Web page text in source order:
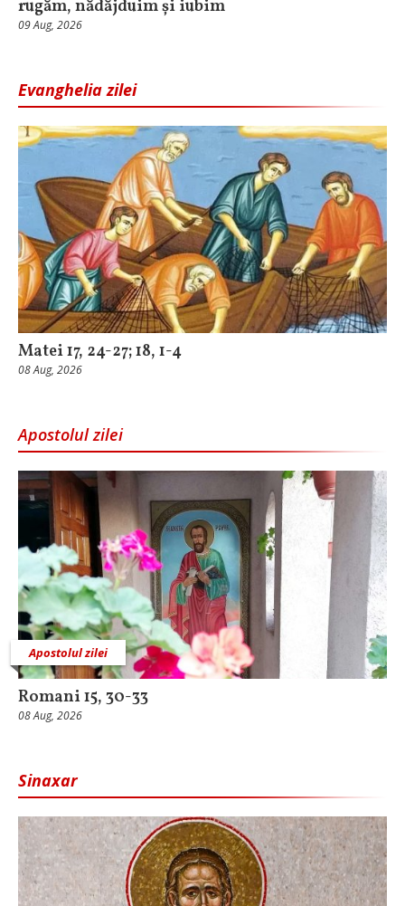
rugăm, nădăjduim și iubim
09 Aug, 2026
Evanghelia zilei
Matei 17, 24-27; 18, 1-4
08 Aug, 2026
Apostolul zilei
Apostolul zilei
Romani 15, 30-33
08 Aug, 2026
Sinaxar